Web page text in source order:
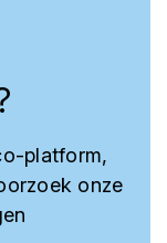
platform,
onze